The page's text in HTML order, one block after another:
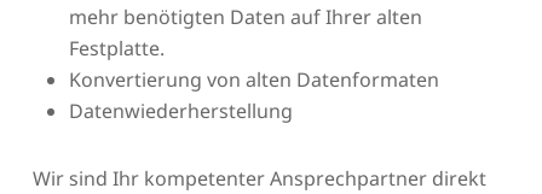
mehr benötigten Daten auf Ihrer alten
Festplatte.
Konvertierung von alten Datenformaten
Datenwiederherstellung
Wir sind Ihr kompetenter Ansprechpartner direkt